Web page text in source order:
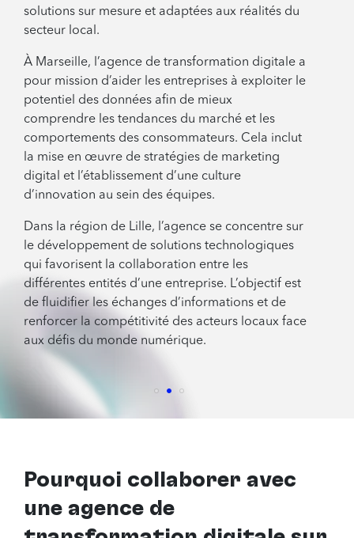
solutions sur mesure et adaptées aux réalités du
secteur local.
À Marseille, l’agence de transformation digitale a
pour mission d’aider les entreprises à exploiter le
potentiel des données afin de mieux
comprendre les tendances du marché et les
comportements des consommateurs. Cela inclut
la mise en œuvre de stratégies de marketing
digital et l’établissement d’une culture
d’innovation au sein des équipes.
Dans la région de Lille, l’agence se concentre sur
le développement de solutions technologiques
qui favorisent la collaboration entre les
différentes entités d’une entreprise. L’objectif est
de fluidifier les échanges d’informations et de
renforcer la compétitivité des acteurs locaux face
aux défis du monde numérique.
Pourquoi collaborer avec
une agence de